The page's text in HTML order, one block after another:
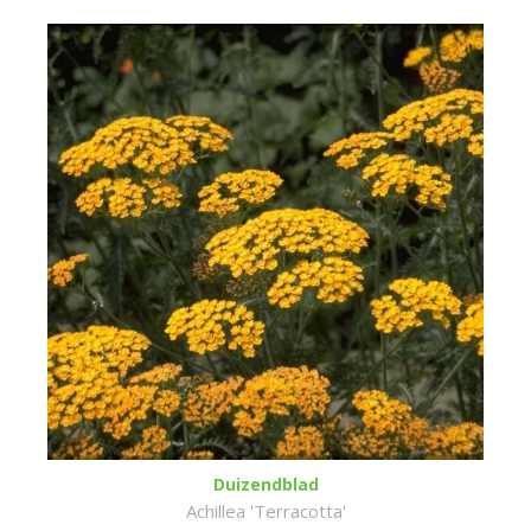
Duizendblad
Achillea 'Terracotta'